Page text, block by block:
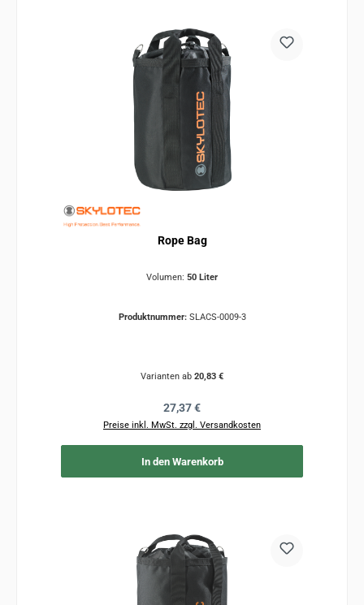
Rope Bag
Volumen: 50 Liter
Produktnummer: SLACS-0009-3
Varianten ab 20,83 €
Regulärer Preis:
27,37 €
Preise inkl. MwSt. zzgl. Versandkosten
In den Warenkorb